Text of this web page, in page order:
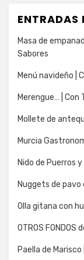
ENTRADAS
Masa de
Sabores
Menú navideño |
Merengue… |
Mollete de
Murcia
Nido de Puerros
Nuggets de pavo
Olla gitana con
OTROS
Paella de